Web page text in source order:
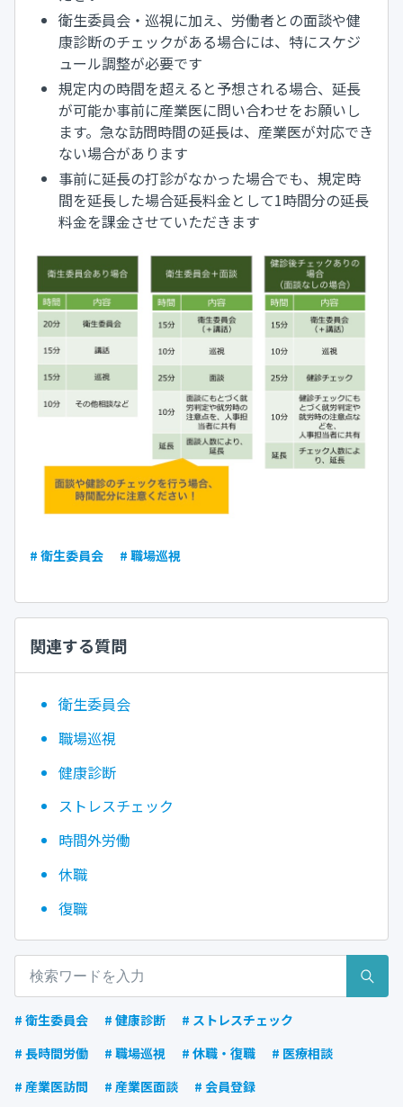
衛生委員会・巡視に加え、労働者との面談や健
康診断のチェックがある場合には、特にスケジ
ュール調整が必要です
規定内の時間を超えると予想される場合、延長
が可能か事前に産業医に問い合わせをお願いし
ます。急な訪問時間の延長は、産業医が対応でき
ない場合があります
事前に延長の打診がなかった場合でも、規定時
間を延長した場合延長料金として1時間分の延長
料金を課金させていただきます
# 衛生委員会 # 職場巡視
関連する質問
衛生委員会
職場巡視
健康診断
ストレスチェック
時間外労働
休職
復職
# 衛生委員会 # 健康診断
# ストレスチェック
# 長時間労働
# 職場巡視 # 休職・復職
# 医療相談
# 産業医訪問
# 産業医面談 # 会員登録